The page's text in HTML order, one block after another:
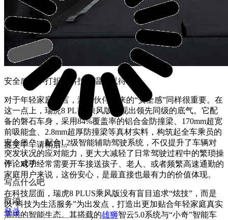
安全感从不打折，科技力温柔以待
对于年轻家庭而言，满级伙伴带来的“安全感”同样很重要。在
这一点上，瑞虎8 PLUS乘风版展现出领先同级的底气。它配
备的磐石车身，采用84%覆盖率的铝合金防撞梁、170mm超宽
前吸能盒、2.8mm超厚防撞梁等真材实料，构筑起全车乘员的
安全堡垒，配合L2级智能辅助驾驶系统，不仅提升了车辆对
突发状况的应对能力，更大大减轻了日常驾驶过程中的繁琐操
作。对于经常需要开车接送孩子、老人、或者频繁高速通勤的
家庭用户来说，这份安心，是最直接也最有力的价值体现。
在科技层面，瑞虎8 PLUS乘风版没有盲目追求“炫技”，而是
以“科技为生活服务”为出发点，打造出更加贴合年轻家庭真实
需求的智能生态。其搭载的雄狮智云5.0系统与“小奇”智能车
提交中，请稍后...
评论成功
写点什么吧
取消
登录